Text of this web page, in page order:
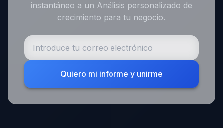
instantáneo a un Análisis personalizado de
crecimiento para tu negocio.
Quiero mi informe y unirme